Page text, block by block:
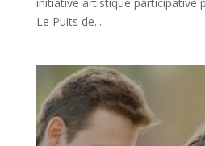
Le Puits de...